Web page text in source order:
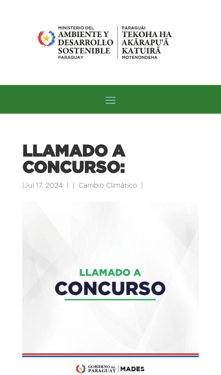
LLAMADO A
CONCURSO:
Jul 17, 2024 Cambio Climático